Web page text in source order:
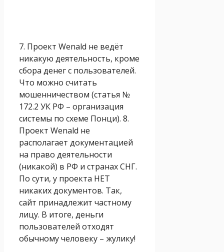
7. Проект Wenald не ведёт
никакую деятельность, кроме
сбора денег с пользователей.
Что можно считать
мошенничеством (статья №
172.2 УК РФ – организация
системы по схеме Понци). 8.
Проект Wenald не
располагает документацией
на право деятельности
(никакой) в РФ и странах СНГ.
По сути, у проекта НЕТ
никаких документов. Так,
сайт принадлежит частному
лицу. В итоге, деньги
пользователей отходят
обычному человеку – жулику!